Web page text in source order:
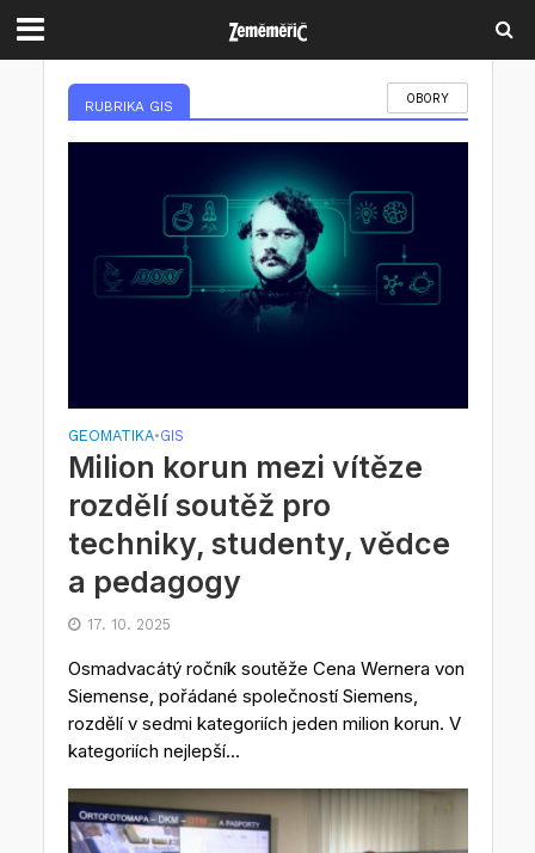
RUBRIKA GIS
OBORY
GEOMATIKA•GIS
Milion korun mezi vítěze
rozdělí soutěž pro
techniky, studenty, vědce
a pedagogy
17. 10. 2025
Osmadvacátý ročník soutěže Cena Wernera von
Siemense, pořádané společností Siemens,
rozdělí v sedmi kategoriích jeden milion korun. V
kategoriích nejlepší...